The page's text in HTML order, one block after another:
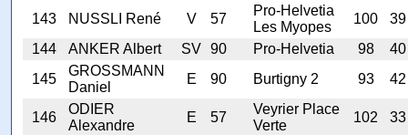
143 NUSSLI René V 57
Pro-Helvetia
Les Myopes
100
39
144
ANKER Albert SV 90 Pro-Helvetia 98
40
145
GROSSMANN
Daniel
E 90 Burtigny 2 93 42
146
ODIER
Alexandre
E 57
Veyrier Place
Verte
102 33